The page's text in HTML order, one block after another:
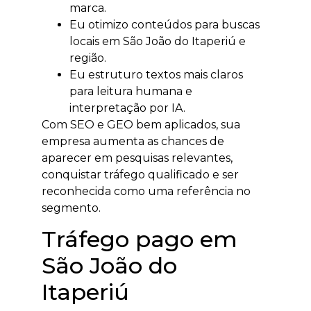
marca.
Eu otimizo conteúdos para buscas
locais em São João do Itaperiú e
região.
Eu estruturo textos mais claros
para leitura humana e
interpretação por IA.
Com SEO e GEO bem aplicados, sua
empresa aumenta as chances de
aparecer em pesquisas relevantes,
conquistar tráfego qualificado e ser
reconhecida como uma referência no
segmento.
Tráfego pago em
São João do
Itaperiú